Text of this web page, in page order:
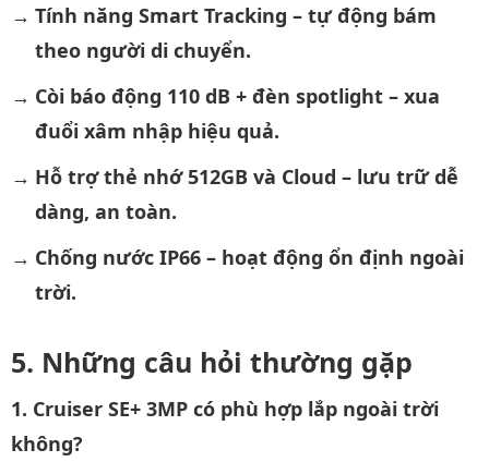
Tính năng Smart Tracking – tự động bám
theo người di chuyển.
Còi báo động 110 dB + đèn spotlight – xua
đuổi xâm nhập hiệu quả.
Hỗ trợ thẻ nhớ 512GB và Cloud – lưu trữ dễ
dàng, an toàn.
Chống nước IP66 – hoạt động ổn định ngoài
trời.
Những câu hỏi thường gặp
1. Cruiser SE+ 3MP có phù hợp lắp ngoài trời
không?